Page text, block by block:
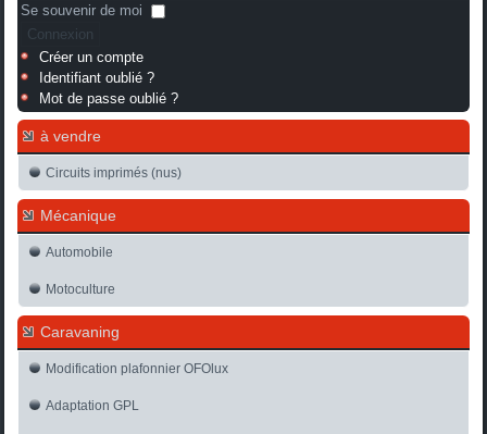
Se souvenir de moi
Connexion
Créer un compte
Identifiant oublié ?
Mot de passe oublié ?
à vendre
Circuits imprimés (nus)
Mécanique
Automobile
Motoculture
Caravaning
Modification plafonnier OFOlux
Adaptation GPL